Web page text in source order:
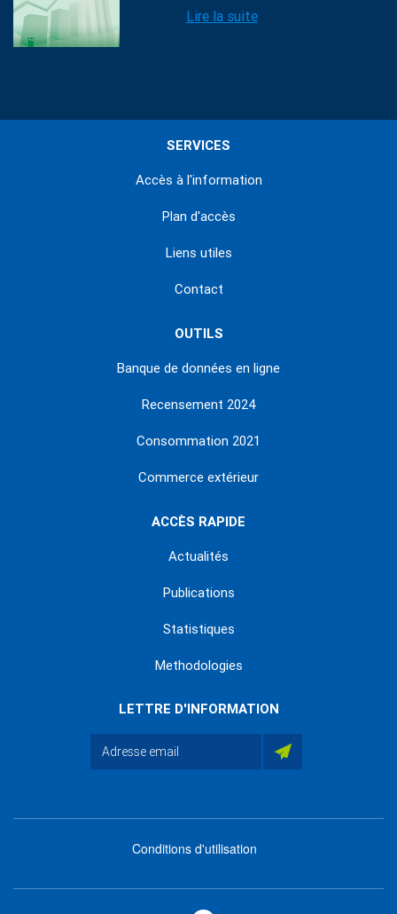
Lire la suite
SERVICES
Accès à l'information
Plan d'accès
Liens utiles
Contact
OUTILS
Banque de données en ligne
Recensement 2024
Consommation 2021
Commerce extérieur
ACCÈS RAPIDE
Actualités
Publications
Statistiques
Methodologies
LETTRE D'INFORMATION
footer
Conditions d'utilisation